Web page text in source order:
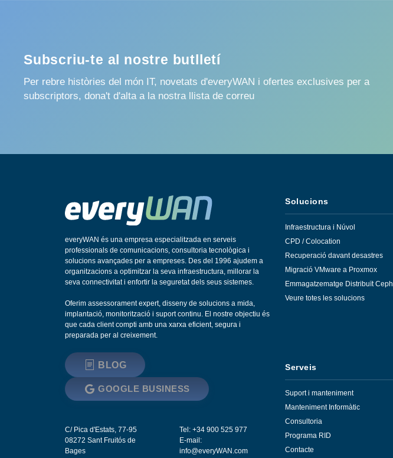
Subscriu-te al nostre butlletí
Per rebre històries del món IT, novetats d'everyWAN i ofertes exclusives per a
subscriptors, dona't d'alta a la nostra llista de correu
everyWAN és una empresa especialitzada en serveis
professionals de comunicacions, consultoria tecnològica i
solucions avançades per a empreses. Des del 1996 ajudem a
organitzacions a optimitzar la seva infraestructura, millorar la
seva connectivitat i enfortir la seguretat dels seus sistemes.
Oferim assessorament expert, disseny de solucions a mida,
implantació, monitorització i suport continu. El nostre objectiu és
que cada client compti amb una xarxa eficient, segura i
preparada per al creixement.
BLOG
GOOGLE BUSINESS
C/ Pica d'Estats, 77-95
08272 Sant Fruitós de
Bages
Tel: +34 900 525 977
E-mail:
info@everyWAN.com
Solucions
Infraestructura i Núvol
CPD / Colocation
Recuperació davant desastres
Migració VMware a Proxmox
Emmagatzematge Distribuït Ceph
Veure totes les solucions
Serveis
Suport i manteniment
Manteniment Informàtic
Consultoria
Programa RID
Contacte